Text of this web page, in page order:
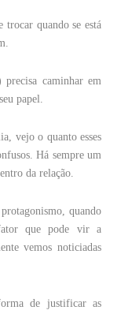
quando se está
caminhar em
papel.
vejo o quanto esses
Há sempre um
da relação.
quando
que pode vir a
vemos noticiadas
de justificar as